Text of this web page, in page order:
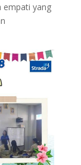
empati yang